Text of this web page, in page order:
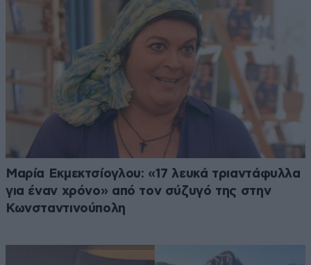
Μαρία Εκμεκτσίογλου: «17 λευκά τριαντάφυλλα
για έναν χρόνο» από τον σύζυγό της στην
Κωνσταντινούπολη